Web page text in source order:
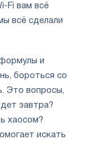
Fi вам всё
всё сделали
и
бороться со
Это вопросы,
завтра?
хаосом?
искать